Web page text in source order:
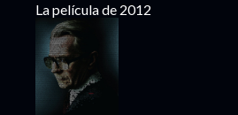
La película de 2012